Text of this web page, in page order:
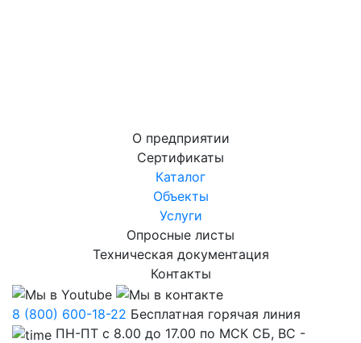
О предприятии
Сертификаты
Каталог
Объекты
Услуги
Опросные листы
Техническая документация
Контакты
8 (800) 600-18-22 Бесплатная горячая линия
ПН-ПТ с 8.00 до 17.00 по МСК СБ, ВС -